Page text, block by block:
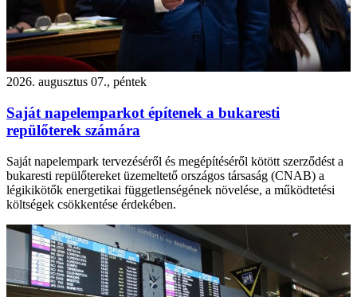
2026. augusztus 07., péntek
Saját napelemparkot építenek a bukaresti
repülőterek számára
Saját napelempark tervezéséről és megépítéséről kötött szerződést a
bukaresti repülőtereket üzemeltető országos társaság (CNAB) a
légikikötők energetikai függetlenségének növelése, a működtetési
költségek csökkentése érdekében.